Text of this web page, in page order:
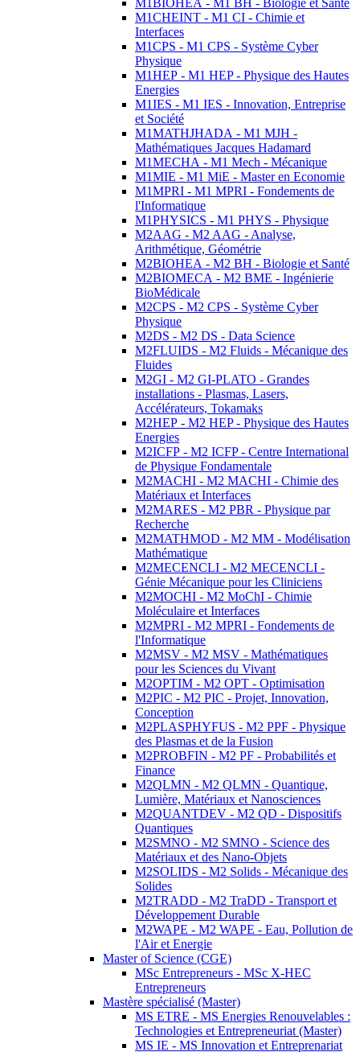
M1BIOHEA - M1 BH - Biologie et Santé
M1CHEINT - M1 CI - Chimie et
Interfaces
M1CPS - M1 CPS - Système Cyber
Physique
M1HEP - M1 HEP - Physique des Hautes
Energies
M1IES - M1 IES - Innovation, Entreprise
et Société
M1MATHJHADA - M1 MJH -
Mathématiques Jacques Hadamard
M1MECHA - M1 Mech - Mécanique
M1MIE - M1 MiE - Master en Economie
M1MPRI - M1 MPRI - Fondements de
l'Informatique
M1PHYSICS - M1 PHYS - Physique
M2AAG - M2 AAG - Analyse,
Arithmétique, Géométrie
M2BIOHEA - M2 BH - Biologie et Santé
M2BIOMECA - M2 BME - Ingénierie
BioMédicale
M2CPS - M2 CPS - Système Cyber
Physique
M2DS - M2 DS - Data Science
M2FLUIDS - M2 Fluids - Mécanique des
Fluides
M2GI - M2 GI-PLATO - Grandes
installations - Plasmas, Lasers,
Accélérateurs, Tokamaks
M2HEP - M2 HEP - Physique des Hautes
Energies
M2ICFP - M2 ICFP - Centre International
de Physique Fondamentale
M2MACHI - M2 MACHI - Chimie des
Matériaux et Interfaces
M2MARES - M2 PBR - Physique par
Recherche
M2MATHMOD - M2 MM - Modélisation
Mathématique
M2MECENCLI - M2 MECENCLI -
Génie Mécanique pour les Cliniciens
M2MOCHI - M2 MoChI - Chimie
Moléculaire et Interfaces
M2MPRI - M2 MPRI - Fondements de
l'Informatique
M2MSV - M2 MSV - Mathématiques
pour les Sciences du Vivant
M2OPTIM - M2 OPT - Optimisation
M2PIC - M2 PIC - Projet, Innovation,
Conception
M2PLASPHYFUS - M2 PPF - Physique
des Plasmas et de la Fusion
M2PROBFIN - M2 PF - Probabilités et
Finance
M2QLMN - M2 QLMN - Quantique,
Lumière, Matériaux et Nanosciences
M2QUANTDEV - M2 QD - Dispositifs
Quantiques
M2SMNO - M2 SMNO - Science des
Matériaux et des Nano-Objets
M2SOLIDS - M2 Solids - Mécanique des
Solides
M2TRADD - M2 TraDD - Transport et
Développement Durable
M2WAPE - M2 WAPE - Eau, Pollution de
l'Air et Energie
Master of Science (CGE)
MSc Entrepreneurs - MSc X-HEC
Entrepreneurs
Mastère spécialisé (Master)
MS ETRE - MS Energies Renouvelables :
Technologies et Entrepreneuriat (Master)
MS IE - MS Innovation et Entreprenariat